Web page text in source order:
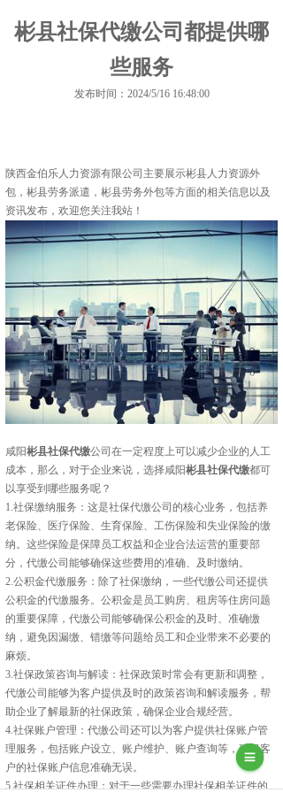
彬县社保代缴公司都提供哪
些服务
发布时间：2024/5/16 16:48:00
陕西金伯乐人力资源有限公司主要展示彬县人力资源外
包 ，彬县劳务派遣，彬县劳务外包等方面的相关信息以及
资讯发布，欢迎您关注我站！
咸阳彬县社保代缴公司在一定程度上可以减少企业的人工
成本，那么，对于企业来说，选择咸阳彬县社保代缴都可
以享受到哪些服务呢？
1.社保缴纳服务：这是社保代缴公司的核心业务，包括养
老保险、医疗保险、生育保险、工伤保险和失业保险的缴
纳。这些保险是保障员工权益和企业合法运营的重要部
分，代缴公司能够确保这些费用的准确、及时缴纳。
2.公积金代缴服务：除了社保缴纳，一些代缴公司还提供
公积金的代缴服务。公积金是员工购房、租房等住房问题
的重要保障，代缴公司能够确保公积金的及时、准确缴
纳，避免因漏缴、错缴等问题给员工和企业带来不必要的
麻烦。
3.社保政策咨询与解读：社保政策时常会有更新和调整，
代缴公司能够为客户提供及时的政策咨询和解读服务，帮
助企业了解最新的社保政策，确保企业合规经营。
4.社保账户管理：代缴公司还可以为客户提供社保账户管
理服务，包括账户设立、账户维护、账户查询等，确保客
户的社保账户信息准确无误。
5.社保相关证件办理：对于一些需要办理社保相关证件的